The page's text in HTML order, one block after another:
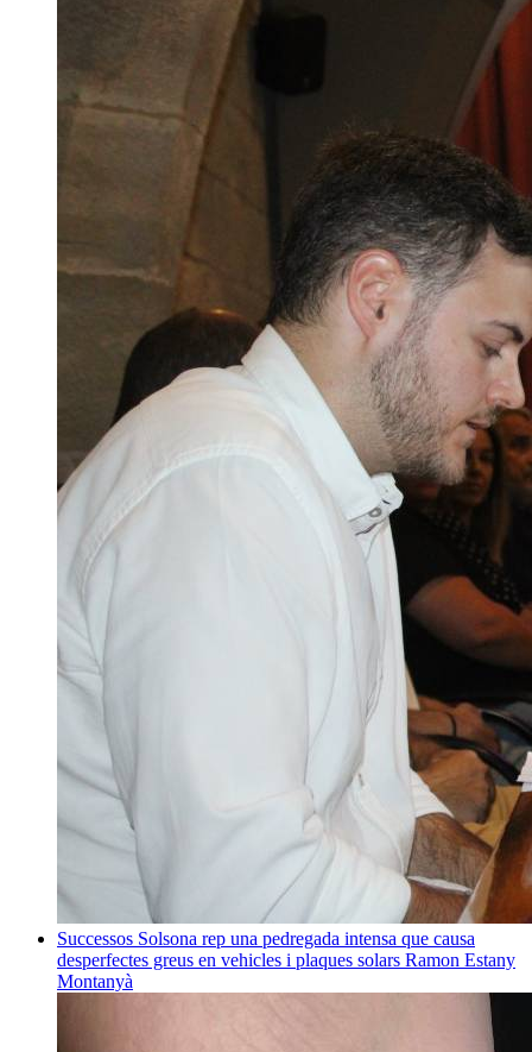
Successos Solsona rep una pedregada intensa que causa
desperfectes greus en vehicles i plaques solars Ramon Estany
Montanyà